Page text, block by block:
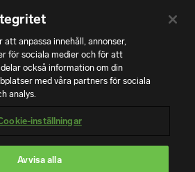
Alla rättigheter förbehålls.
Användning av cookies | Bli medlem
att anpassa innehåll, annonser,
för sociala medier och för att
också information om din
med våra partners för sociala
analys.
inställningar
Avvisa alla